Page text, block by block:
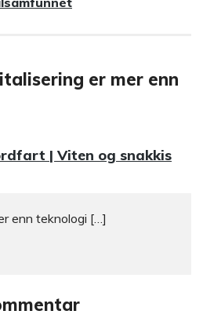
er mer enn
| Viten og snakkis
enn teknologi […]